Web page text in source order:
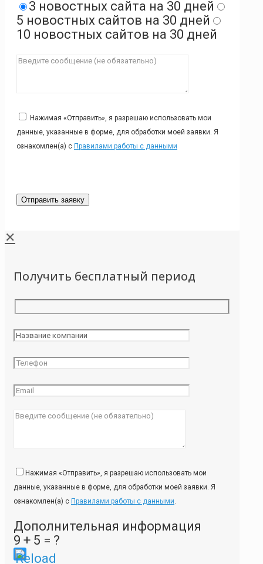
3 новостных сайта на 30 дней
5 новостных сайтов на 30 дней
10 новостных сайтов на 30 дней
Нажимая «Отправить», я разрешаю использовать мои
данные, указанные в форме, для обработки моей заявки. Я
ознакомлен(а) с Правилами работы с данными
✕
Получить бесплатный период
Нажимая «Отправить», я разрешаю использовать мои
данные, указанные в форме, для обработки моей заявки. Я
ознакомлен(а) с Правилами работы с данными.
Дополнительная информация
9 + 5 = ?